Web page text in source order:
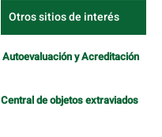
Otros sitios de interés
Autoevaluación y Acreditación
Central de objetos extraviados